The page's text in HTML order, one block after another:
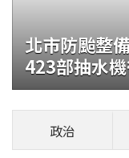
北市防颱整
423部抽水
政治